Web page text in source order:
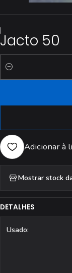
|
Jacto 50
Quantidade
Adicionar à
Mostrar stock
DETALHES
Usado: